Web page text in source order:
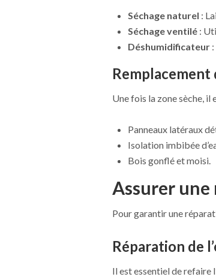
Séchage naturel :
Séchage ventilé:
Déshumidificateur:
Remplacement
Une fois la zone sèche,
Panneaux latéraux
Isolation imbibée
Bois gonflé et moisi.
Assurer
Pour garantir une
Réparation de
Il est essentiel de refaire